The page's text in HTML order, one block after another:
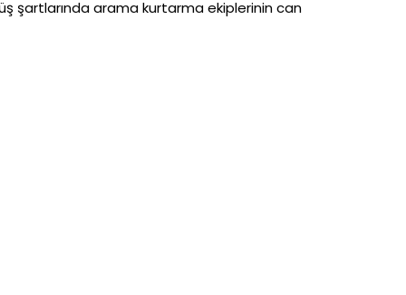
şartlarında arama kurtarma ekiplerinin can